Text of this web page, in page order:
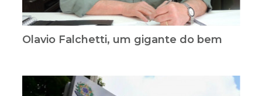
Olavio Falchetti, um gigante do bem